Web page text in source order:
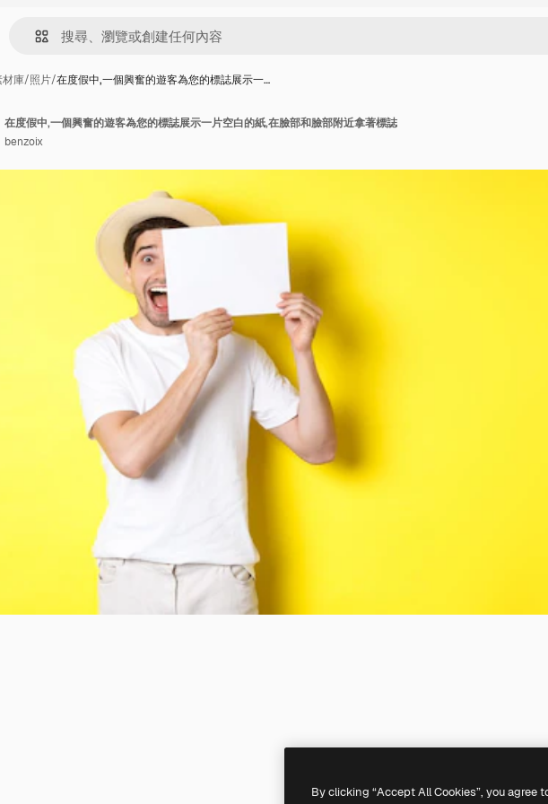
材庫/照片/在度假中,一個興奮的遊客為您的標誌展示一…
在度假中,一個興奮的遊客為您的標誌展示一片空白的紙,在臉部和臉部附近拿著標誌
benzoix
By clicking “Accept All Cookies”, you